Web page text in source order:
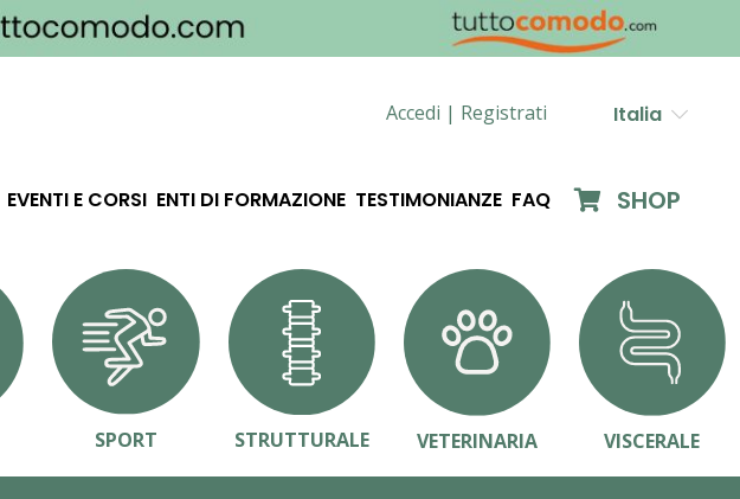
Accedi | Registrati Italia
EVENTI E CORSI ENTI DI FORMAZIONE TESTIMONIANZE FAQ SHOP
SPORT STRUTTURALE VETERINARIA VISCERALE